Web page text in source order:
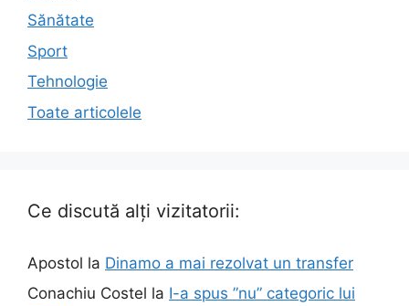
Sănătate
Sport
Tehnologie
Toate articolele
Ce discută alți vizitatorii:
Apostol la Dinamo a mai rezolvat un transfer
Conachiu Costel la I-a spus ”nu” categoric lui